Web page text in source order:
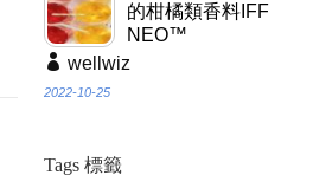
的柑橘類香料IFF
NEO™
wellwiz
2022-10-25
Tags 標籤